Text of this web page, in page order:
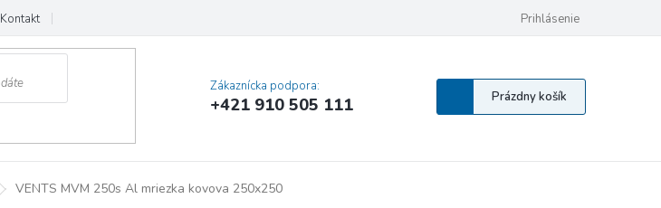
Kontakt Vyhlásenie o prístupnosti
Prihlásenie
Zákaznícka podpora:
+421 910 505 111
Nákupný
košík
Prázdny košík
VENTS MVM 250s Al mriezka kovova 250x250